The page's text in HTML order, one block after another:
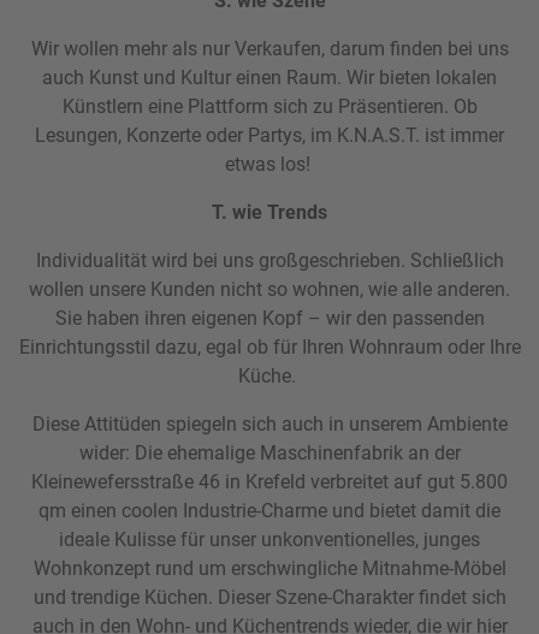
Wir wollen mehr als nur Verkaufen, darum finden bei uns
auch Kunst und Kultur einen Raum. Wir bieten lokalen
Künstlern eine Plattform sich zu Präsentieren. Ob
Lesungen, Konzerte oder Partys, im K.N.A.S.T. ist immer
etwas los!
T. wie Trends
Individualität wird bei uns großgeschrieben. Schließlich
wollen unsere Kunden nicht so wohnen, wie alle anderen.
Sie haben ihren eigenen Kopf – wir den passenden
Einrichtungsstil dazu, egal ob für Ihren Wohnraum oder Ihre
Küche.
Diese Attitüden spiegeln sich auch in unserem Ambiente
wider: Die ehemalige Maschinenfabrik an der
Kleinewefersstraße 46 in Krefeld verbreitet auf gut 5.800
qm einen coolen Industrie-Charme und bietet damit die
ideale Kulisse für unser unkonventionelles, junges
Wohnkonzept rund um erschwingliche Mitnahme-Möbel
und trendige Küchen. Dieser Szene-Charakter findet sich
auch in den Wohn- und Küchentrends wieder, die wir hier